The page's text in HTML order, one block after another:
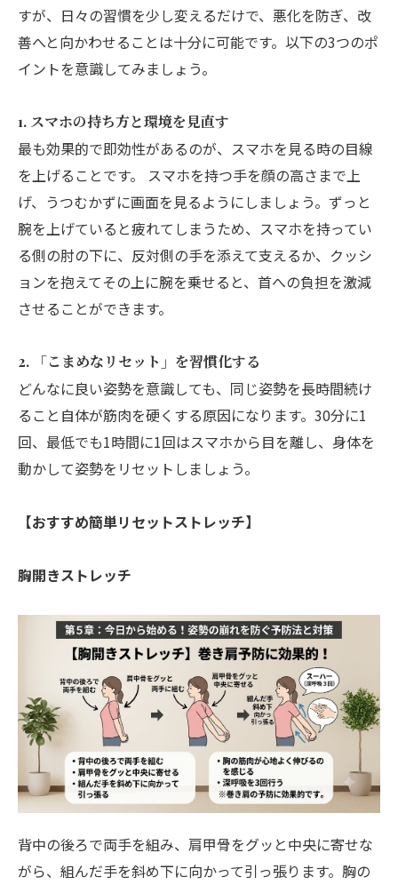
すが、日々の習慣を少し変えるだけで、悪化を防ぎ、改
善へと向かわせることは十分に可能です。以下の3つのポ
イントを意識してみましょう。
1. スマホの持ち方と環境を見直す
最も効果的で即効性があるのが、スマホを見る時の目線
を上げることです。 スマホを持つ手を顔の高さまで上
げ、うつむかずに画面を見るようにしましょう。ずっと
腕を上げていると疲れてしまうため、スマホを持ってい
る側の肘の下に、反対側の手を添えて支えるか、クッシ
ョンを抱えてその上に腕を乗せると、首への負担を激減
させることができます。
2. 「こまめなリセット」を習慣化する
どんなに良い姿勢を意識しても、同じ姿勢を長時間続け
ること自体が筋肉を硬くする原因になります。30分に1
回、最低でも1時間に1回はスマホから目を離し、身体を
動かして姿勢をリセットしましょう。
【おすすめ簡単リセットストレッチ】
胸開きストレッチ
背中の後ろで両手を組み、肩甲骨をグッと中央に寄せな
がら、組んだ手を斜め下に向かって引っ張ります。胸の